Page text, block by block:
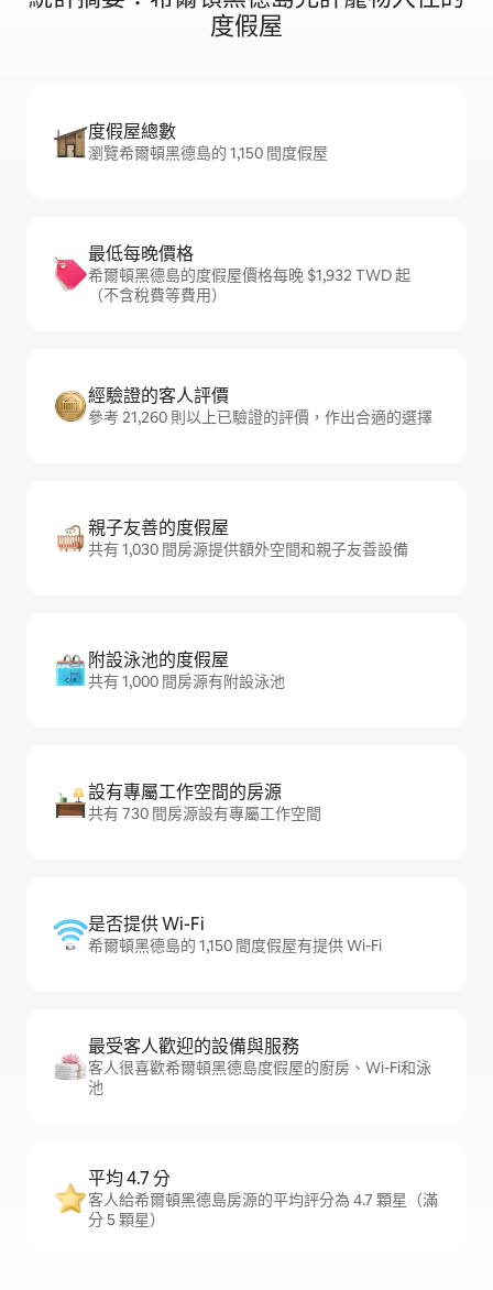
度假屋
度假屋總數
瀏覽希爾頓黑德島的 1,150 間度假屋
最低每晚價格
希爾頓黑德島的度假屋價格每晚 $1,932 TWD 起
（不含稅費等費用）
經驗證的客人評價
參考 21,260 則以上已驗證的評價，作出合適的選擇
親子友善的度假屋
共有 1,030 間房源提供額外空間和親子友善設備
附設泳池的度假屋
共有 1,000 間房源有附設泳池
設有專屬工作空間的房源
共有 730 間房源設有專屬工作空間
是否提供 Wi-Fi
希爾頓黑德島的 1,150 間度假屋有提供 Wi-Fi
最受客人歡迎的設備與服務
客人很喜歡希爾頓黑德島度假屋的廚房、Wi-Fi和泳
池
平均 4.7 分
客人給希爾頓黑德島房源的平均評分為 4.7 顆星（滿
分 5 顆星）